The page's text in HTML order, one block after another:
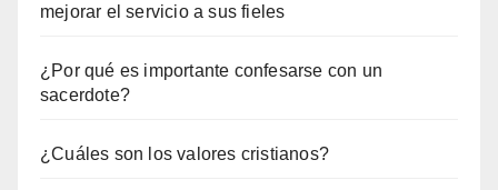
mejorar el servicio a sus fieles
¿Por qué es importante confesarse con un
sacerdote?
¿Cuáles son los valores cristianos?